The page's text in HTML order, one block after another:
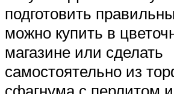
подготовить
можно купить в
магазине или сделать
самостоятельно из